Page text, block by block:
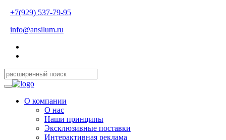
+7(929) 537-79-95
info@ansilum.ru
О компании
О нас
Наши принципы
Эксклюзивные поставки
Интерактивная реклама